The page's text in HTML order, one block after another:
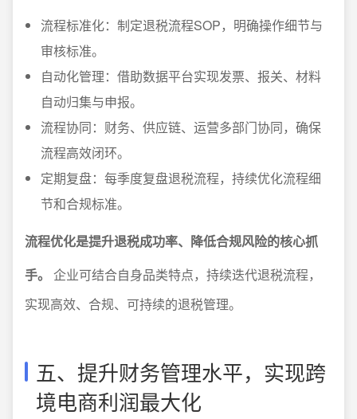
流程标准化：制定退税流程SOP，明确操作细节与
审核标准。
自动化管理：借助数据平台实现发票、报关、材料
自动归集与申报。
流程协同：财务、供应链、运营多部门协同，确保
流程高效闭环。
定期复盘：每季度复盘退税流程，持续优化流程细
节和合规标准。
流程优化是提升退税成功率、降低合规风险的核心抓
手。
企业可结合自身品类特点，持续迭代退税流程，
实现高效、合规、可持续的退税管理。
五、提升财务管理水平，实现跨
境电商利润最大化